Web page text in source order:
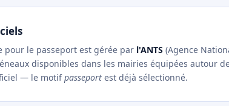
pour le passeport est gérée par l'ANTS (Agence
disponibles dans les mairies équipées autour
— le motifpasseport est déjà sélectionné.